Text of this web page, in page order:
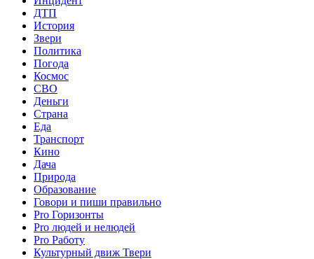
ДТП
История
Звери
Политика
Погода
Космос
СВО
Деньги
Страна
Еда
Транспорт
Кино
Дача
Природа
Образование
Говори и пиши правильно
Pro Горизонты
Pro людей и нелюдей
Pro Работу
Культурный движ Твери